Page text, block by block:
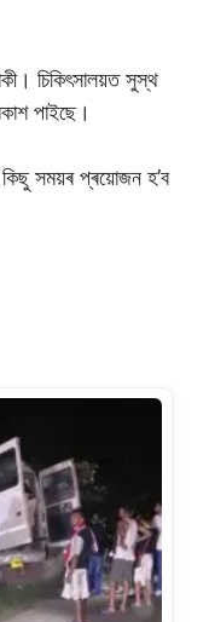
চিকিৎসালয়ত সুস্থ
পাইছে।
সময়ৰ প্ৰয়োজন হ’ব